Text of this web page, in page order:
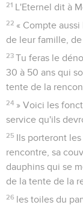
21 L'Eternel dit à
22 « Compte
de leur famille, de
23 Tu feras le
30 à 50 ans qui
tente de la
24 » Voici les
service qu'ils
25 Ils porteront
rencontre, sa
dauphins qui se
de la tente de la
26 les toiles du